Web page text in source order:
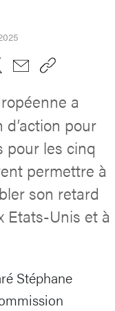
a
pour
pour les cinq
permettre à
son retard
Etats-Unis et à
Stéphane